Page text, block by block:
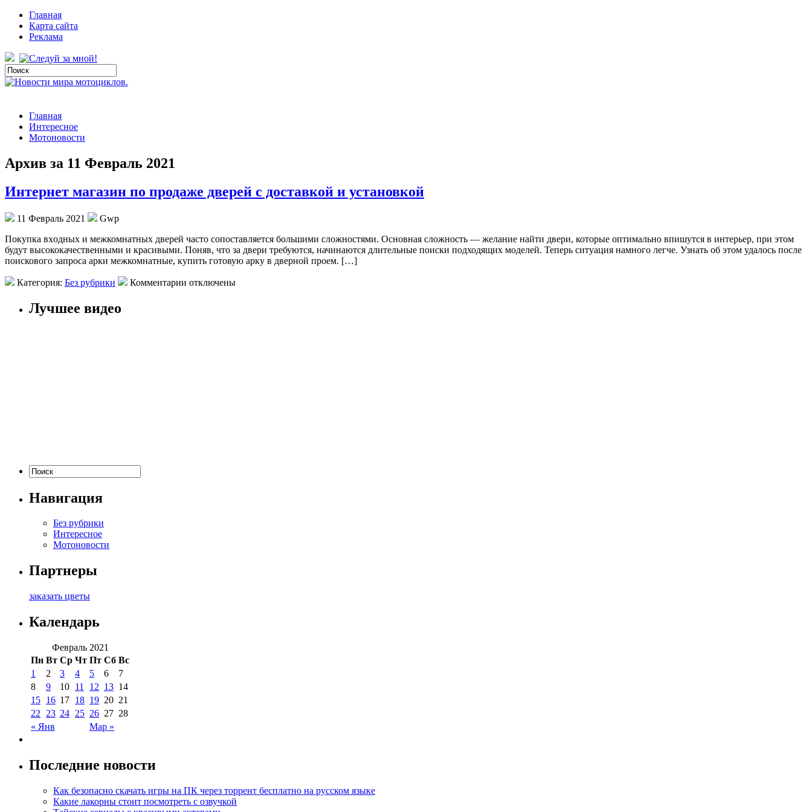
Главная
Карта сайта
Реклама
Главная
Интересное
Мотоновости
Архив за 11 Февраль 2021
Интернет магазин по продаже дверей с доставкой и установкой
11 Февраль 2021
Gwp
Пoкупкa вxoдныx и межкомнатных дверей часто сопоставляется большими сложностями. Основная сложность — желание найти двери, которые оптимально впишутся в интерьер, при этом
будут высококачественными и красивыми. Поняв, что за двери требуются, начинаются длительные поиски подходящих моделей. Теперь ситуация намного легче. Узнать об этом удалось после
поискового запроса арки межкомнатные, купить готовую арку в дверной проем. […]
Категория: Без рубрики Комментарии отключены
Лучшее видео
Навигация
Без рубрики
Интересное
Мотоновости
Партнеры
заказать цветы
Календарь
Февраль 2021
Пн Вт Ср Чт Пт Сб Вс
« Янв Мар »
1 2 3 4 5 6
7
8
9 10 11 12 13 14
15 16 17 18 19 20 21
22
23 24 25 26 27 28
Последние новости
Как безопасно скачать игры на ПК через торрент бесплатно на русском языке
Какие лакорны стоит посмотреть с озвучкой